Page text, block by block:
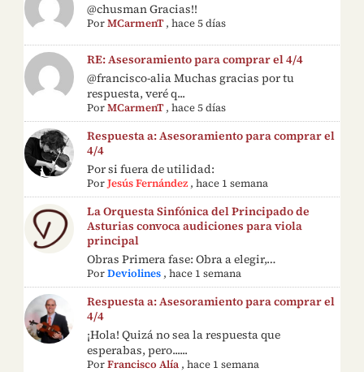
@chusman Gracias!!
PorMCarmenT,hace 5 días
RE: Asesoramiento para comprar el 4/4
@francisco-alia Muchas gracias por tu
respuesta, veré q...
PorMCarmenT,hace 5 días
Respuesta a: Asesoramiento para comprar el
4/4
Por si fuera de utilidad:
PorJesús Fernández ,hace 1 semana
La Orquesta Sinfónica del Principado de
Asturias convoca audiciones para viola
principal
Obras Primera fase: Obra a elegir,…
PorDeviolines ,hace 1 semana
Respuesta a: Asesoramiento para comprar el
4/4
¡Hola! Quizá no sea la respuesta que
esperabas, pero......
PorFrancisco Alía ,hace 1 semana